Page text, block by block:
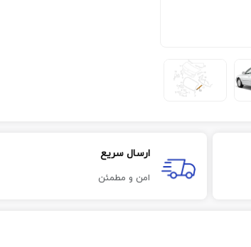
ارسال سریع
امن و مطمئن